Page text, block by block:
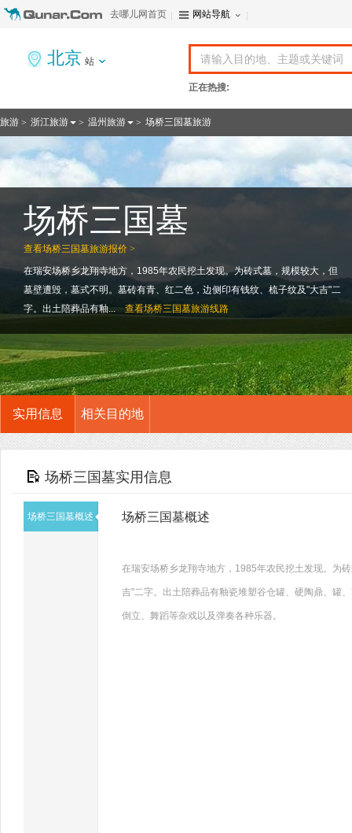
去哪儿网首页 网站导航
北京 站
正在热搜:
旅游 > 浙江旅游 > 温州旅游 > 场桥三国墓旅游
查看场桥三国墓旅游报价 >
场桥三国墓
在瑞安场桥乡龙翔寺地方，1985年农民挖土发现。为砖式墓，规模较大，但
墓壁遭毁，墓式不明。墓砖有青、红二色，边侧印有钱纹、梳子纹及"大吉"二
字。出土陪葬品有釉...
查看场桥三国墓旅游线路
实用信息 相关目的地
场桥三国墓实用信息
场桥三国墓概述 场桥三国墓概述
在瑞安场桥乡龙翔寺地方，1985年农民挖土发现。为
吉"二字。出土陪葬品有釉瓷堆塑谷仓罐、硬陶鼎、罐
倒立、舞蹈等杂戏以及弹奏各种乐器。